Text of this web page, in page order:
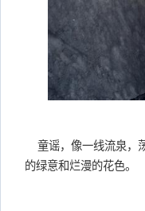
童谣，像一线流泉，
的绿意和烂漫的花色。